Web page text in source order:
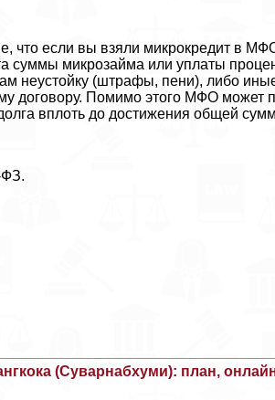
что если вы взяли микрокредит в
суммы микрозайма или уплаты
неустойку (штрафы, пени), либо
договору. Помимо этого МФО может
вплоть до достижения общей
ФЗ.
(Суварнабхуми): план,